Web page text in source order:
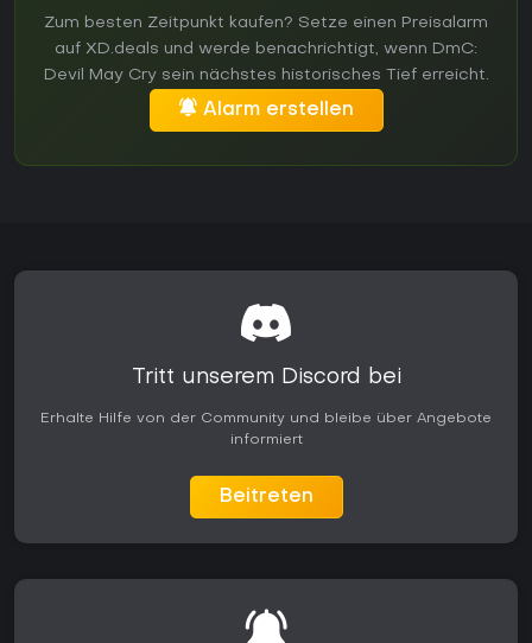
Zum besten Zeitpunkt kaufen? Setze einen Preisalarm
auf XD.deals und werde benachrichtigt, wenn DmC:
Devil May Cry sein nächstes historisches Tief erreicht.
Alarm erstellen
Tritt unserem Discord bei
Erhalte Hilfe von der Community und bleibe über Angebote
informiert
Beitreten